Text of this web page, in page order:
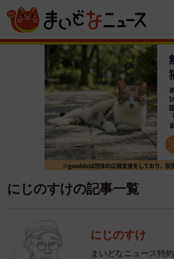
にじのすけの記事一覧
にじのすけ
まいどなニュース特約